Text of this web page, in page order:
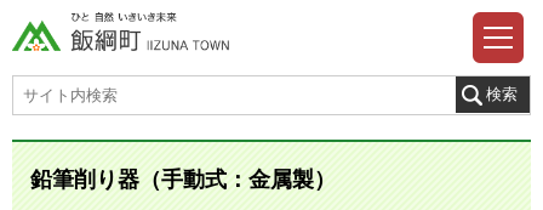
鉛筆削り器（手動式：金属製）